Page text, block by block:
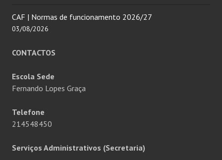
CAF | Normas de funcionamento 2026/27
03/08/2026
CONTACTOS
Escola Sede
Fernando Lopes Graça
Telefone
214548450
Serviços Administrativos (Secretaria)